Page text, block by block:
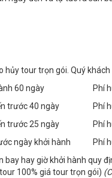
hủy tour trọn gói. Quý
60 ngày
Phí
trước 40 ngày
Phí
trước 25 ngày
Phí
ngày khởi hành
Phí
bay hay giờ khởi hành quy
100% giá tour trọn gói)